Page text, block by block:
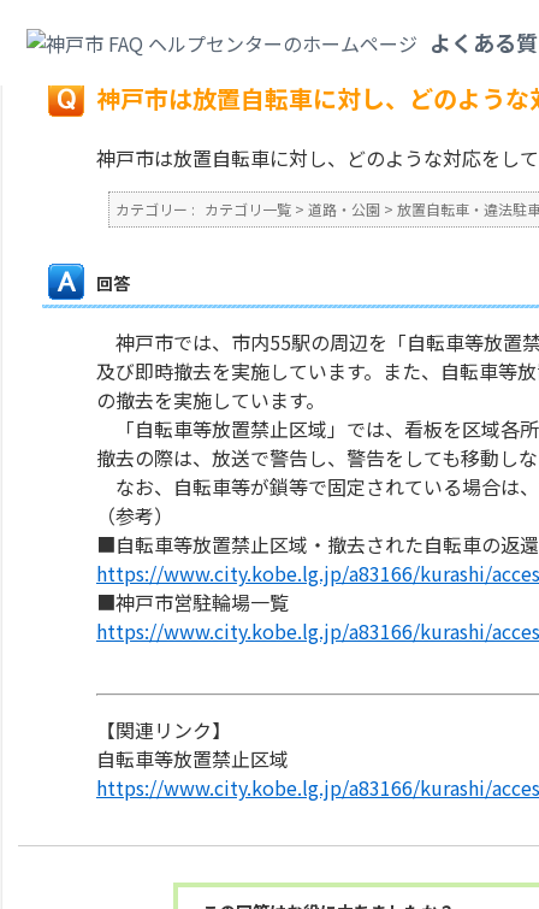
よくある
戻る
神戸市は放置自転車に対し、どのよう
神戸市は放置自転車に対し、どのような対応をし
カテゴリー : カテゴリ一覧 > 道路・公園 > 放置自転車・違法駐
回答
神戸市では、市内55駅の周辺を「自転車等放置
及び即時撤去を実施しています。また、自転車等
の撤去を実施しています。
「自転車等放置禁止区域」では、看板を区域各
撤去の際は、放送で警告し、警告をしても移動し
なお、自転車等が鎖等で固定されている場合は
（参考）
■自転車等放置禁止区域・撤去された自転車の返
https://www.city.kobe.lg.jp/a83166/kurashi/
■神戸市営駐輪場一覧
https://www.city.kobe.lg.jp/a83166/kurashi/
【関連リンク】
自転車等放置禁止区域
https://www.city.kobe.lg.jp/a83166/kurashi/